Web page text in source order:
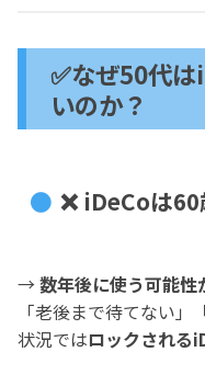
✅なぜ50代
いのか？
❌ iDeCoは
→数年後に使う可能性
「老後まで待てない
状況ではロックされる